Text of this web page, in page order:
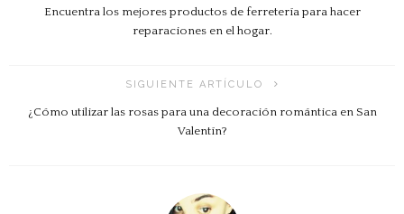
Encuentra los mejores productos de ferretería para hacer
reparaciones en el hogar.
SIGUIENTE ARTÍCULO
¿Cómo utilizar las rosas para una decoración romántica en San
Valentín?